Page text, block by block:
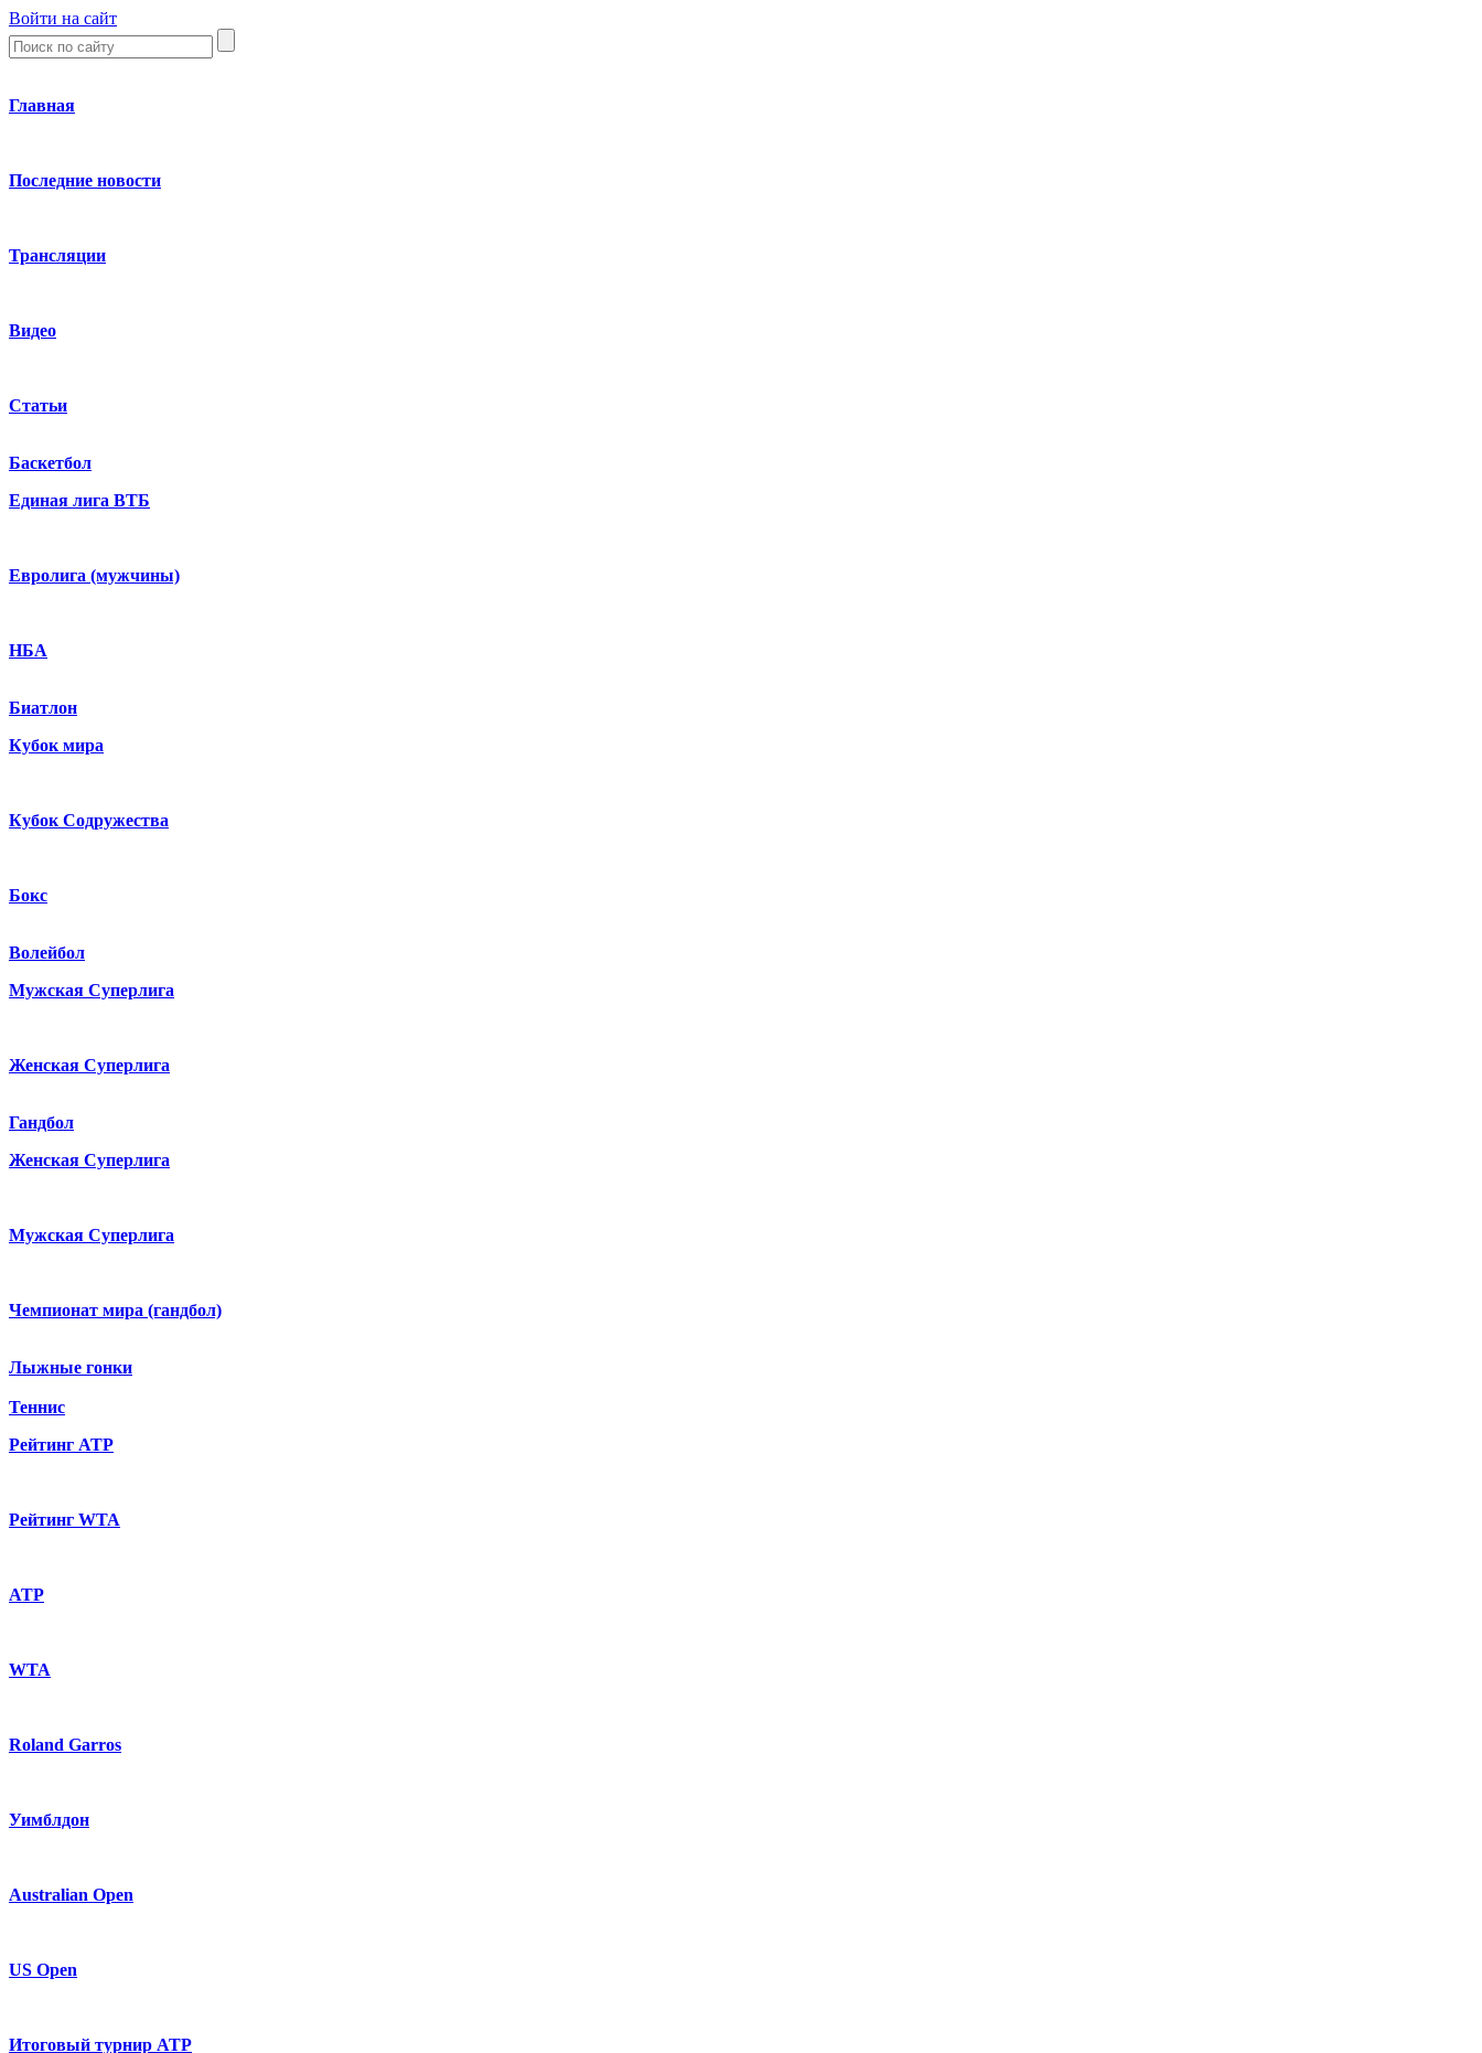
Войти на сайт
Главная
Последние новости
Трансляции
Видео
Статьи
Баскетбол
Единая лига ВТБ
Евролига (мужчины)
НБА
Биатлон
Кубок мира
Кубок Содружества
Бокс
Волейбол
Мужская Суперлига
Женская Суперлига
Гандбол
Женская Суперлига
Мужская Суперлига
Чемпионат мира (гандбол)
Лыжные гонки
Теннис
Рейтинг ATP
Рейтинг WTA
ATP
WTA
Roland Garros
Уимблдон
Australian Open
US Open
Итоговый турнир ATP